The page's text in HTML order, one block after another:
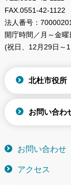
FAX. 0551-42-1122
法人番号：
開庁時間／月～金曜
(祝日、12月29日～
北杜市役所
お問い合わ
お問い合わせ
アクセス